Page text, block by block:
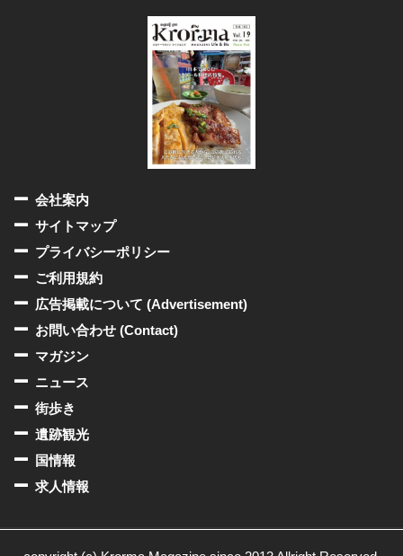
会社案内
サイトマップ
プライバシーポリシー
ご利用規約
広告掲載について (Advertisement)
お問い合わせ (Contact)
マガジン
ニュース
街歩き
遺跡観光
国情報
求人情報